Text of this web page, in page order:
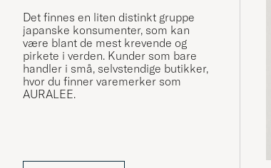
Det finnes en liten distinkt gruppe
japanske konsumenter, som kan
være blant de mest krevende og
pirkete i verden. Kunder som bare
handler i små, selvstendige butikker,
hvor du finner varemerker som
AURALEE.